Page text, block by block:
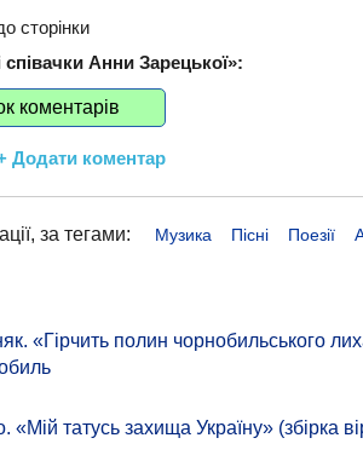
сторінки
співачки Анни Зарецької»:
коментарів
Додати коментар
за тегами: Музика Пісні Поезії
«Гірчить полин чорнобильського
«Мій татусь захища Україну» (збірка